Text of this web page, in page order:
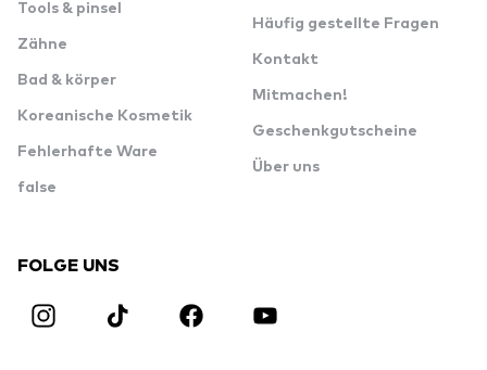
Tools & pinsel
Zähne
Bad & körper
Koreanische Kosmetik
Fehlerhafte Ware
false
Häufig gestellte Fragen
Kontakt
Mitmachen!
Geschenkgutscheine
Über uns
FOLGE UNS